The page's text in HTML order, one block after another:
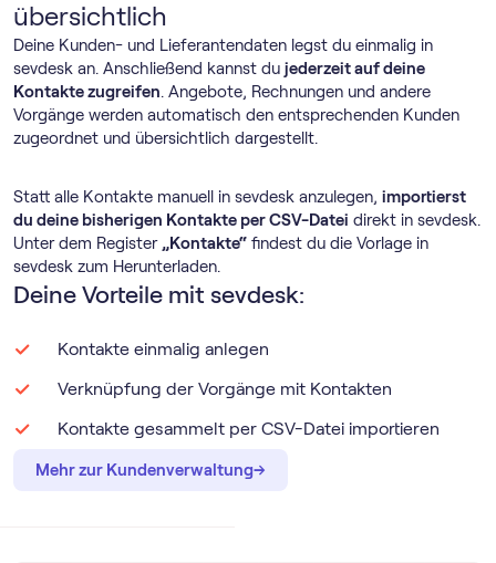
übersichtlich
Deine Kunden- und Lieferantendaten legst du einmalig in
sevdesk an. Anschließend kannst du jederzeit auf deine
Kontakte zugreifen. Angebote, Rechnungen und andere
Vorgänge werden automatisch den entsprechenden Kunden
zugeordnet und übersichtlich dargestellt.
Statt alle Kontakte manuell in sevdesk anzulegen, importierst
du deine bisherigen Kontakte per CSV-Datei direkt in sevdesk.
Unter dem Register „Kontakte“ findest du die Vorlage in
sevdesk zum Herunterladen.
Deine Vorteile mit sevdesk:
Kontakte einmalig anlegen
Verknüpfung der Vorgänge mit Kontakten
Kontakte gesammelt per CSV-Datei importieren
Mehr zur Kundenverwaltung→
→